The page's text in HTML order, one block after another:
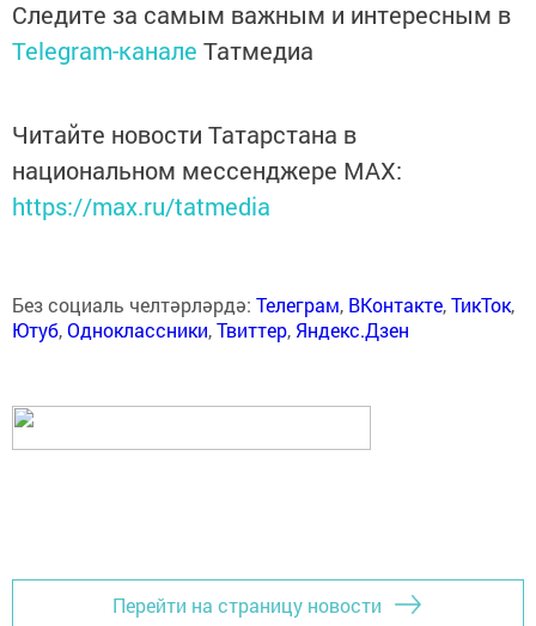
Следите за самым важным и интересным в
Telegram-канале Татмедиа
Читайте новости Татарстана в
национальном мессенджере MАХ:
https://max.ru/tatmedia
Без социаль челтәрләрдә: Телеграм, ВКонтакте,ТикТок,
Ютуб,Одноклассники,Твиттер, Яндекс.Дзен
Перейти на страницу новости